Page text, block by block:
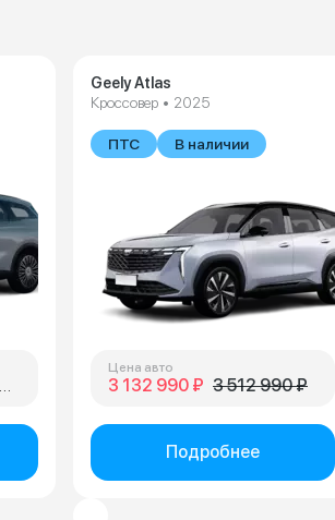
Geely Atlas
Кроссовер • 2025
ПТС В наличии
Цена авто
3 132 990 ₽ 3 512 990 ₽
Подробнее